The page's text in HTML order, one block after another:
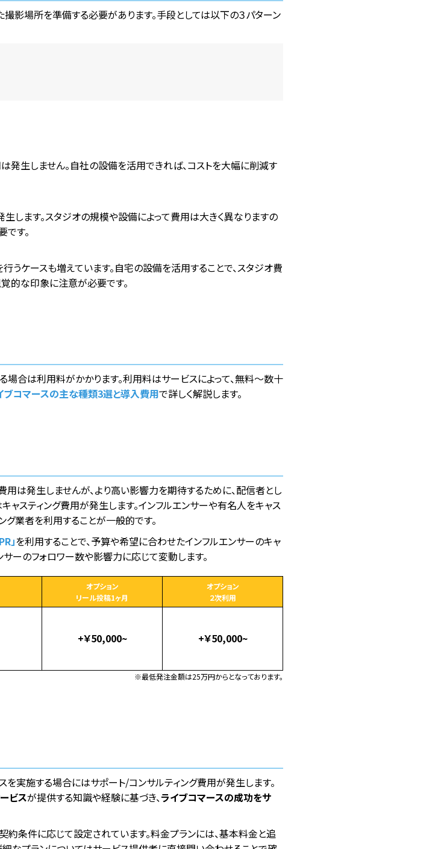
影場所を準備する必要があります。手段としては以下の３パターン
発生しません。自社の設備を活用できれば、コストを大幅に削減す
します。スタジオの規模や設備によって費用は大きく異なりますの
す。
うケースも増えています。自宅の設備を活用することで、スタジオ費
的な印象に注意が必要です。
合は利用料がかかります。利用料はサービスによって、無料〜数十
ブコマースの主な種類3選と導入費用で詳しく解説します。
は発生しませんが、より高い影響力を期待するために、配信者とし
ャスティング費用が発生します。インフルエンサーや有名人をキャス
グ業者を利用することが一般的です。
」を利用することで、予算や希望に合わせたインフルエンサーのキャ
サーのフォロワー数や影響力に応じて変動します。
オプション
リール投稿1ヶ月
オプション
２次利用
+￥50,000~ +￥50,000~
※最低発注金額は25万円からとなっております。
実施する場合にはサポート/コンサルティング費用が発生します。
ビスが提供する知識や経験に基づき、ライブコマースの成功をサ
約条件に応じて設定されています。料金プランには、基本料金と追